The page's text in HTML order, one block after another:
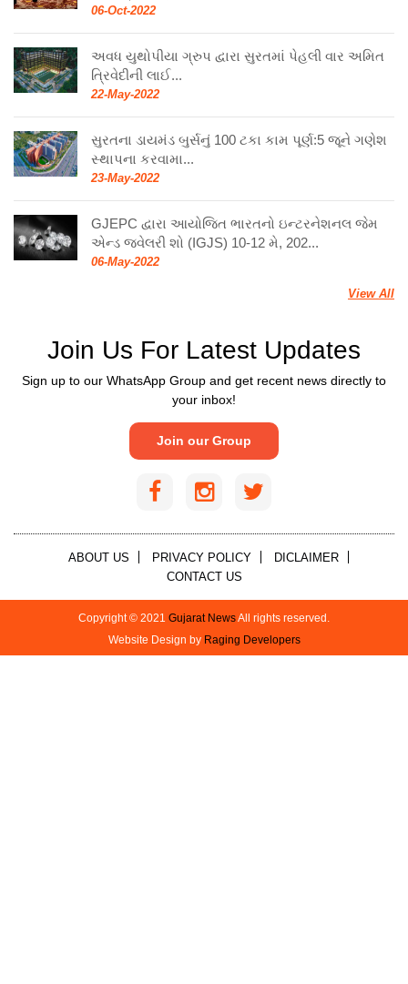
06-Oct-2022
અવધ યુથોપીયા ગ્રુપ દ્વારા સુરતમાં પેહલી વાર અમિત
ત્રિવેદીની લાઈ...
22-May-2022
સુરતના ડાયમંડ બુર્સનું 100 ટકા કામ પૂર્ણ:5 જૂને ગણેશ
સ્થાપના કરવામા...
23-May-2022
GJEPC દ્વારા આયોજિત ભારતનો ઇન્ટરનેશનલ જેમ
એન્ડ જ્વેલરી શો (IGJS) 10-12 મે, 202...
06-May-2022
View All
Join Us For Latest Updates
Sign up to our WhatsApp Group and get recent news directly to
your inbox!
Join our Group
ABOUT US PRIVACY POLICY
DICLAIMER
CONTACT US
Copyright © 2021 Gujarat NewsAll rights reserved.
Website Design by Raging Developers